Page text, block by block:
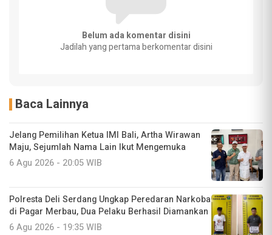
Belum ada komentar disini
Jadilah yang pertama berkomentar disini
Baca Lainnya
Jelang Pemilihan Ketua IMI Bali, Artha Wirawan
Maju, Sejumlah Nama Lain Ikut Mengemuka
6 Agu 2026 - 20:05 WIB
Polresta Deli Serdang Ungkap Peredaran Narkoba
di Pagar Merbau, Dua Pelaku Berhasil Diamankan
6 Agu 2026 - 19:35 WIB